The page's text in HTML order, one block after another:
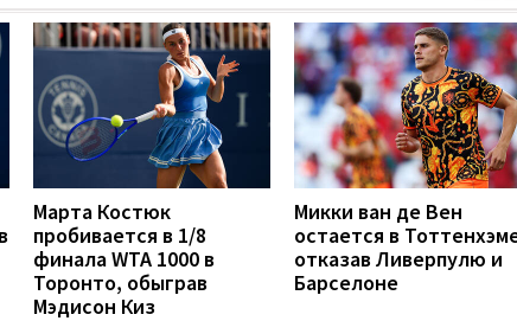
Марта Костюк
пробивается в 1/8
финала WTA 1000 в
Торонто, обыграв
Мэдисон Киз
Микки ван де Вен
остается в
отказав Ливерпулю и
Барселоне